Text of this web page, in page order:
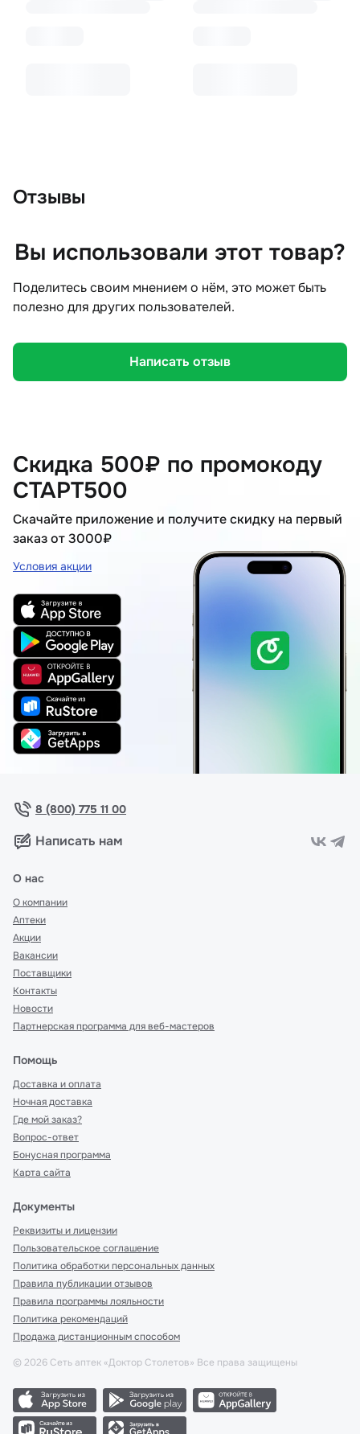
Отзывы
Вы использовали этот товар?
Поделитесь своим мнением о нём, это может быть
полезно для других пользователей.
Написать отзыв
Скидка 500₽ по промокоду
СТАРТ500
Скачайте приложение и получите скидку на первый
заказ от 3000₽
Условия акции
8 (800) 775 11 00
Написать нам
О нас
О компании
Аптеки
Акции
Вакансии
Поставщики
Контакты
Новости
Партнерская программа для веб-мастеров
Помощь
Доставка и оплата
Ночная доставка
Где мой заказ?
Вопрос-ответ
Бонусная программа
Карта сайта
Документы
Реквизиты и лицензии
Пользовательское соглашение
Политика обработки персональных данных
Правила публикации отзывов
Правила программы лояльности
Политика рекомендаций
Продажа дистанционным способом
© 2026 Сеть аптек «Доктор Столетов» Все права защищены